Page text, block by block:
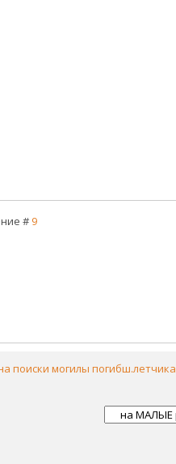
# 9
поиски могилы погибш.летчика